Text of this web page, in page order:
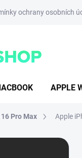
ochrany osobních
APPLE
Pro Max Apple